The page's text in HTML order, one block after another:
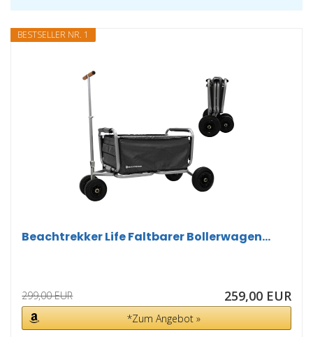
BESTSELLER NR. 1
Beachtrekker Life Faltbarer Bollerwagen...
299,00 EUR 259,00 EUR
*Zum Angebot »